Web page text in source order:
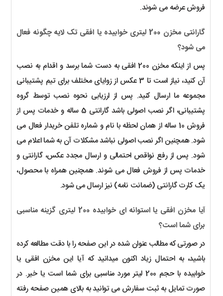
فروش عرضه می شوند.
گارانتی مخزن 200 لیتری خوابیده یا افقی تک لایه چگونه فعال
می شود؟
پس از اینکه مخزن 200 افقی به دست شما برسد و اقدام به نصب
آن کنید، نیاز است تا 3 عکس از زوایای مختلف برای تیم پشتیبانی
مجموعه ما ارسال کنید. پس از ارزیابی نحوه نصب توسط گروه
پشتیبانی، اگر نصب اصولی باشد گارانتی 5 ساله و خدمات پس از
فروش 10 ساله از همان لحظه با نام و شماره تلفن خریدار فعال می
شود. همچنین اگر نصب اصولی نباشد مشکلات آن به شما اعلام می
شود. پس از رفع نواقص احتمالی و ارسال مجدد عکس، گارانتی و
خدمات پس از فروش فعال می شوند. همچنین همراه با محصول،
یک کارت گارانتی (ضمانت نامه) نیز ارسال می شود.
آیا مخزن افقی یا استوانه ای خوابیده 200 لیتری گزینه مناسبی
برای شما است؟
در صورتی که مطالب عنوان شده در این صفحه را با دقت مطالعه کرده
باشید، به احتمال زیاد اکنون میدانید که آیا این مخزن افقی یا
خوابیده با حجم 200 لیتر مورد مناسبی برای شما است یا خیر. در
صورت تمایل به ثبت سفارش می توانید به بالای همین صفحه رفته